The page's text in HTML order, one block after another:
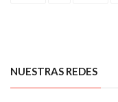
NUESTRAS REDES